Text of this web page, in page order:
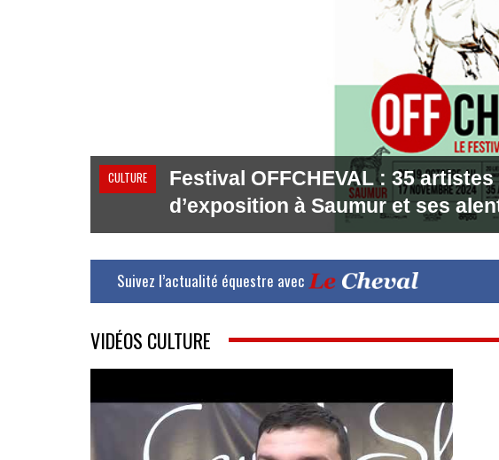
CULTURE
Festival OFFCHEVAL : 35
d’exposition à Saumur et ses
Suivez l’actualité équestre avec
VIDÉOS CULTURE